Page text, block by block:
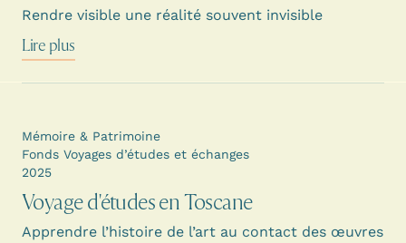
Rendre visible une réalité souvent invisible
Lire plus
Voyage d'études en Toscane
Apprendre l’histoire de l’art au contact des œuvres
Mémoire & Patrimoine
Fonds Voyages d’études et échanges
2025